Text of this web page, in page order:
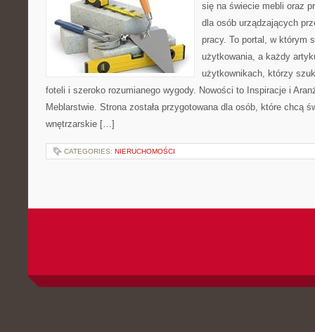
się na świecie mebli oraz
dla osób urządzających
pracy. To portal, w którym
użytkowania, a każdy
użytkownikach, którzy
foteli i szeroko rozumianego wygody. Nowości to Inspiracje i
Meblarstwie. Strona została przygotowana dla osób, które chcą
wnętrzarskie […]
CATEGORIES: NIERUCHOMOŚCI